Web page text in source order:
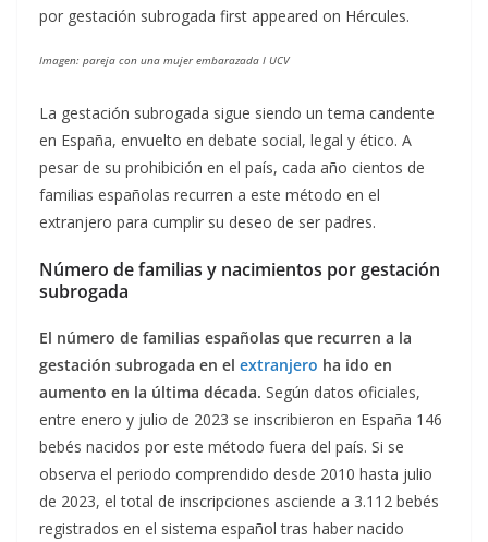
por gestación subrogada first appeared on Hércules.
Imagen: pareja con una mujer embarazada I UCV
La gestación subrogada sigue siendo un tema candente
en España, envuelto en debate social, legal y ético. A
pesar de su prohibición en el país, cada año cientos de
familias españolas recurren a este método en el
extranjero para cumplir su deseo de ser padres.
Número de familias y nacimientos por gestación
subrogada
El número de familias españolas que recurren a la
gestación subrogada en el extranjero ha ido en
aumento en la última década. Según datos oficiales,
entre enero y julio de 2023 se inscribieron en España 146
bebés nacidos por este método fuera del país. Si se
observa el periodo comprendido desde 2010 hasta julio
de 2023, el total de inscripciones asciende a 3.112 bebés
registrados en el sistema español tras haber nacido